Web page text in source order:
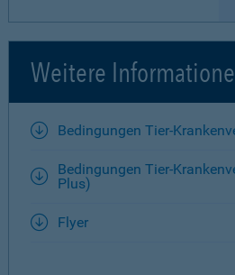
Weitere
Bedingungen Tier-
Bedingungen Tier-
Plus)
Flyer